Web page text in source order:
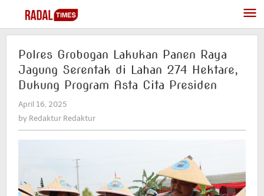
content
Polres Grobogan Lakukan Panen Raya
Jagung Serentak di Lahan 274 Hektare,
Dukung Program Asta Cita Presiden
April 16, 2025
Redaktur
by Redaktur Redaktur